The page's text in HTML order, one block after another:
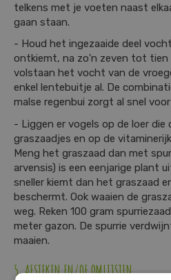
telkens met je voeten naast
gaan staan.
- Houd het ingezaaide deel
ontkiemt, na zo'n zeven tot tien
volstaan het vocht van de
enkel lentebuitje al. De
malse regenbui zorgt al snel
- Liggen er vogels op de loer die
graszaadjes en op de
Meng het graszaad dan met
arvensis) is een eenjarige plant
sneller kiemt dan het graszaad
beschermt. Ook waaien de
weg. Reken 100 gram
meter gazon. De spurrie
maaien.
5. AFSTEKEN EN/OF OMLIJSTEN